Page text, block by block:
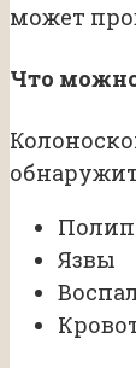
может
Что
Язвы